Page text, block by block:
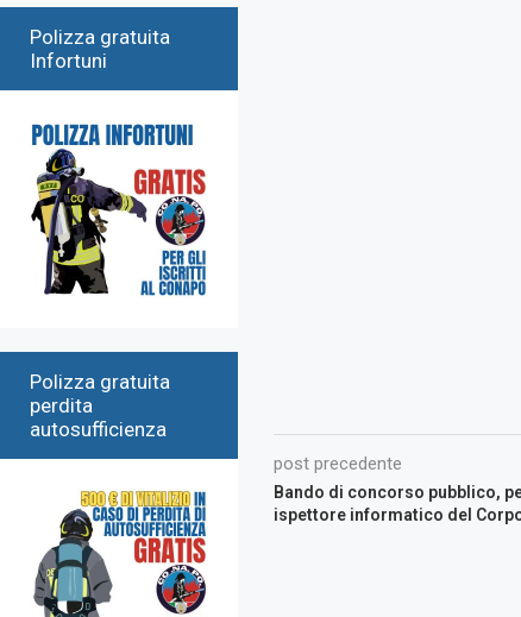
post precedente
Bando di concorso pubblico,
ispettore informatico del
Polizza gratuita
Infortuni
Polizza gratuita
perdita
autosufficienza